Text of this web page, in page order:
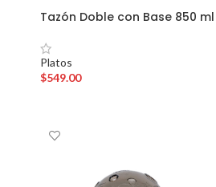
Tazón Doble con Base 850 ml
Platos
$549.00